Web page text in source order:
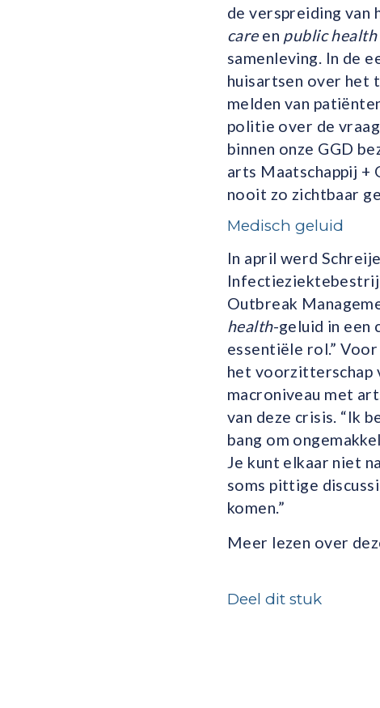
de verspreiding van
careen public health
samenleving. In de
huisartsen over het
melden van
politie over de
binnen onze GGD
arts Maatschappij +
nooit zo zichtbaar
Medisch geluid
In april werd
Outbreak
health-­geluid in een
essentiële rol.”
het voorzitterschap
macroniveau met
van deze crisis. “Ik
bang om
Je kunt elkaar niet
soms pittige
komen.”
Meer lezen over
Deel dit stuk